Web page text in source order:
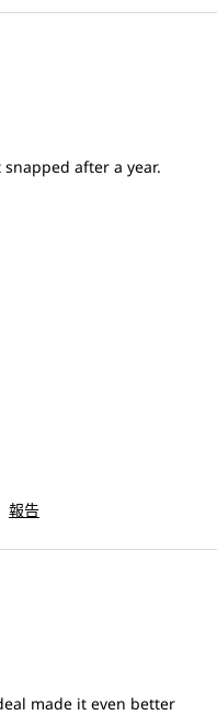
after a year.
報告
made it even better